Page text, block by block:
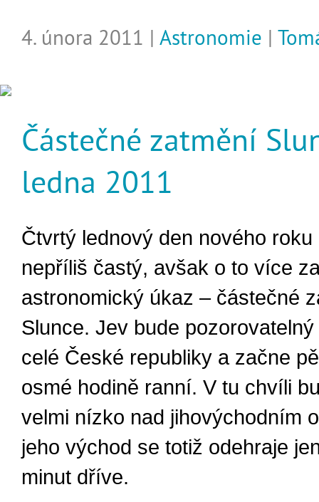
4. února 2011 | Astronomie |
Částečné zatmění
ledna 2011
Čtvrtý lednový den nového roku
nepříliš častý, avšak o to více
astronomický úkaz – částečné
Slunce. Jev bude
celé České republiky a začne
osmé hodině ranní. V tu chvíli
velmi nízko nad jihovýchodním
jeho východ se totiž odehraje
minut dříve.